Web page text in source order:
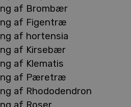
af Brombær
af Figentræ
af hortensia
af Kirsebær
af Klematis
af Pæretræ
af Rhododendron